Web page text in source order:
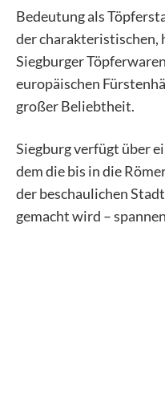
Bedeutung als
der charakteristischen,
Siegburger
europäischen
großer Beliebtheit.
Siegburg verfügt über
dem die bis in die
der beschaulichen
gemacht wird –